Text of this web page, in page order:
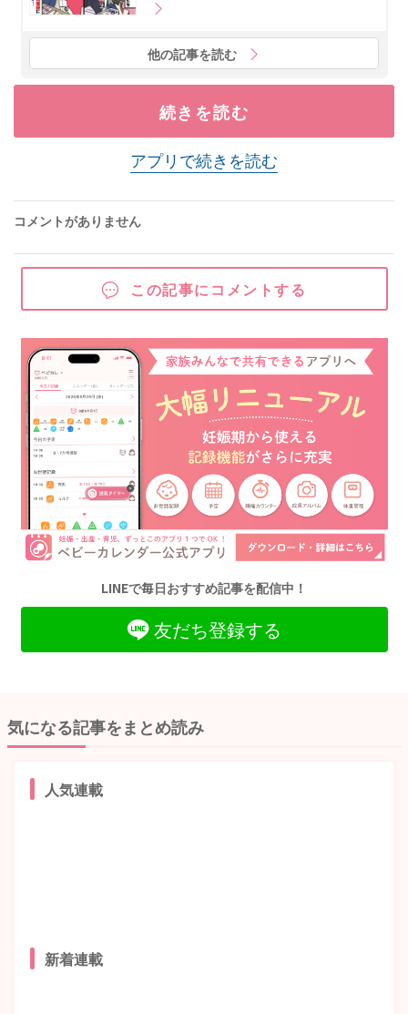
他の記事を読む
続きを読む
アプリで続きを読む
コメントがありません
この記事にコメントする
LINEで毎日おすすめ記事を配信中！
友だち登録する
気になる記事をまとめ読み
人気連載
新着連載